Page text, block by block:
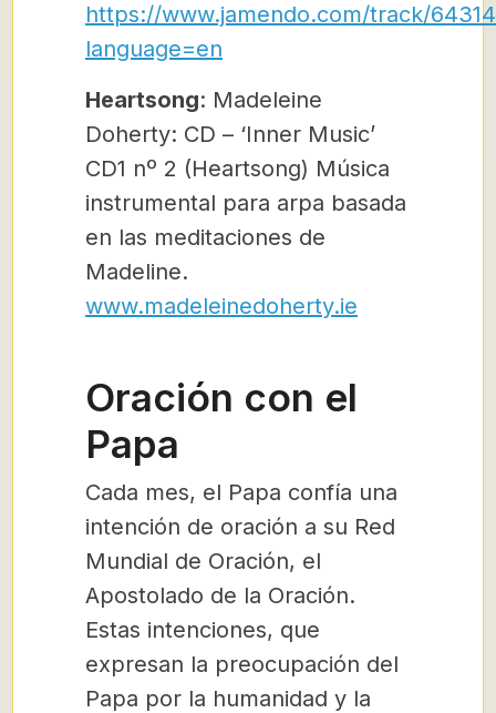
https://www.jamendo.com/track/
language=en
Heartsong: Madeleine
Doherty: CD – ‘Inner Music’
CD1 nº 2 (Heartsong) Música
instrumental para arpa basada
en las meditaciones de
Madeline.
www.madeleinedoherty.ie
Oración con el
Papa
Cada mes, el Papa confía una
intención de oración a su Red
Mundial de Oración, el
Apostolado de la Oración.
Estas intenciones, que
expresan la preocupación del
Papa por la humanidad y la